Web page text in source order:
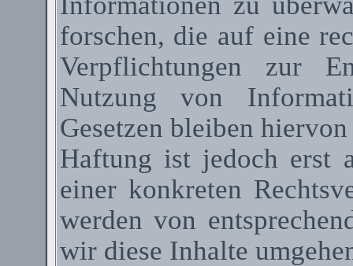
forschen, die auf eine
Verpflichtungen zur
Nutzung von
Gesetzen bleiben
Haftung ist jedoch erst
einer konkreten
werden von
wir diese Inhalte